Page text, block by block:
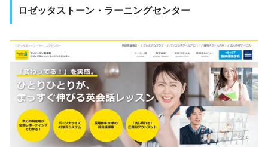
ロゼッタストーン・ラーニングセンター